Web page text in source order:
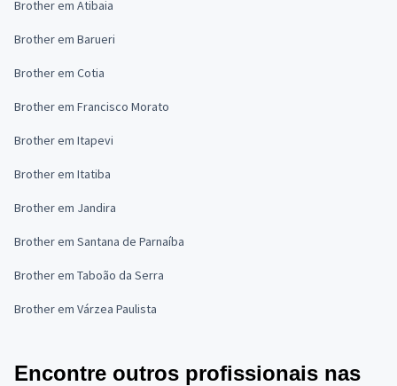
Brother em Atibaia
Brother em Barueri
Brother em Cotia
Brother em Francisco Morato
Brother em Itapevi
Brother em Itatiba
Brother em Jandira
Brother em Santana de Parnaíba
Brother em Taboão da Serra
Brother em Várzea Paulista
Encontre outros profissionais nas